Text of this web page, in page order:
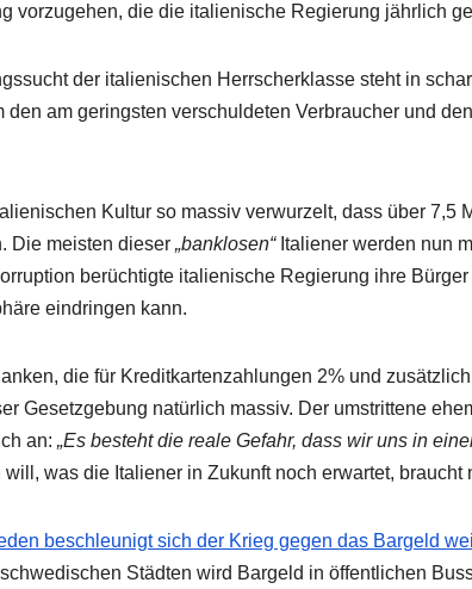
vorzugehen, die die italienische Regierung jährlich
der italienischen Herrscherklasse steht in
den am geringsten verschuldeten Verbraucher und
Kultur so massiv verwurzelt, dass über 7,5
Die meisten dieser „banklosen“Italiener werden nun
berüchtigte italienische Regierung ihre
eindringen kann.
die für Kreditkartenzahlungen 2% und
Gesetzgebung natürlich massiv. Der umstrittene
an: „Es besteht die reale Gefahr, dass wir uns in
was die Italiener in Zukunft noch erwartet,
beschleunigt sich der Krieg gegen das Bargeld
Städten wird Bargeld in öffentlichen